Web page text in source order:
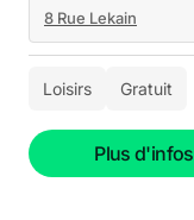
8 Rue Lekain
Loisirs Gratuit
Plus d'infos